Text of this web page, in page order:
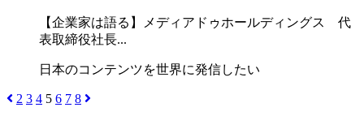
【企業家は語る】メディアドゥホールディングス 代
表取締役社長...
日本のコンテンツを世界に発信したい
2 3 4 5 6 7 8